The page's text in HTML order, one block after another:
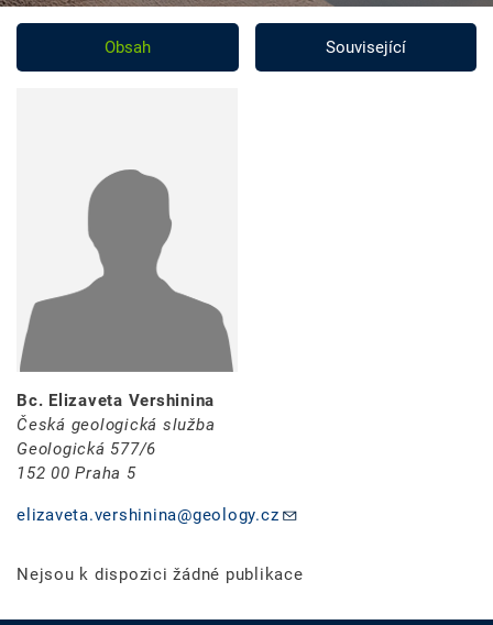
Obsah Související
Bc. Elizaveta Vershinina
Česká geologická služba
Geologická 577/6
152 00 Praha 5
elizaveta.vershinina@geology.cz
Nejsou k dispozici žádné publikace